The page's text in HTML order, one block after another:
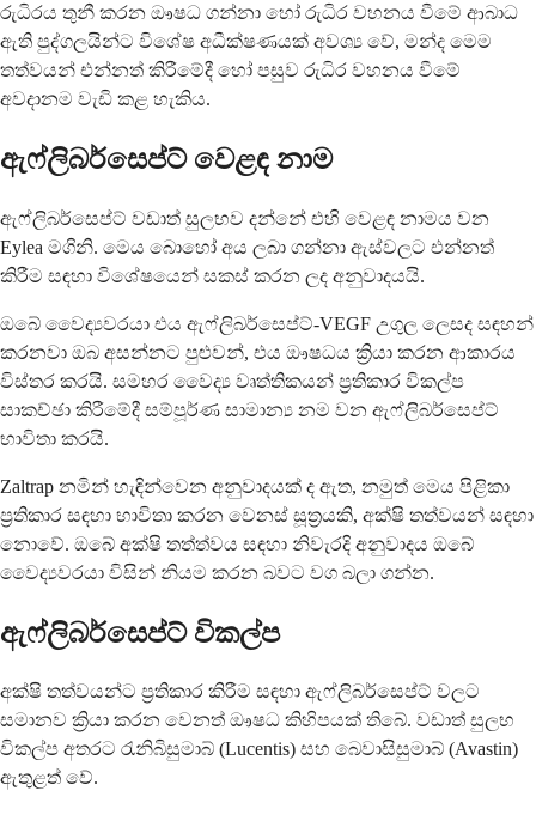
රුධිරය තුනී කරන ඖෂධ ගන්නා හෝ රුධිර වහනය වීමේ ආබාධ
ඇති පුද්ගලයින්ට විශේෂ අධීක්ෂණයක් අවශ්‍ය වේ, මන්ද මෙම
තත්වයන් එන්නත් කිරීමේදී හෝ පසුව රුධිර වහනය වීමේ
අවදානම වැඩි කළ හැකිය.
ඇෆ්ලිබර්සෙප්ට් වෙළඳ නාම
ඇෆ්ලිබර්සෙප්ට් වඩාත් සුලභව දන්නේ එහි වෙළඳ නාමය වන
Eylea මගිනි. මෙය බොහෝ අය ලබා ගන්නා ඇස්වලට එන්නත්
කිරීම සඳහා විශේෂයෙන් සකස් කරන ලද අනුවාදයයි.
ඔබේ වෛද්‍යවරයා එය ඇෆ්ලිබර්සෙප්ට්-VEGF උගුල ලෙසද සඳහන්
කරනවා ඔබ අසන්නට පුළුවන්, එය ඖෂධය ක්‍රියා කරන ආකාරය
විස්තර කරයි. සමහර වෛද්‍ය වෘත්තිකයන් ප්‍රතිකාර විකල්ප
සාකච්ඡා කිරීමේදී සම්පූර්ණ සාමාන්‍ය නම වන ඇෆ්ලිබර්සෙප්ට්
භාවිතා කරයි.
Zaltrap නමින් හැඳින්වෙන අනුවාදයක් ද ඇත, නමුත් මෙය පිළිකා
ප්‍රතිකාර සඳහා භාවිතා කරන වෙනස් සූත්‍රයකි, අක්ෂි තත්වයන් සඳහා
නොවේ. ඔබේ අක්ෂි තත්ත්වය සඳහා නිවැරදි අනුවාදය ඔබේ
වෛද්‍යවරයා විසින් නියම කරන බවට වග බලා ගන්න.
ඇෆ්ලිබර්සෙප්ට් විකල්ප
අක්ෂි තත්වයන්ට ප්‍රතිකාර කිරීම සඳහා ඇෆ්ලිබර්සෙප්ට් වලට
සමානව ක්‍රියා කරන වෙනත් ඖෂධ කිහිපයක් තිබේ. වඩාත් සුලභ
විකල්ප අතරට රැනිබිසුමාබ් (Lucentis) සහ බෙවාසිසුමාබ් (Avastin)
ඇතුළත් වේ.